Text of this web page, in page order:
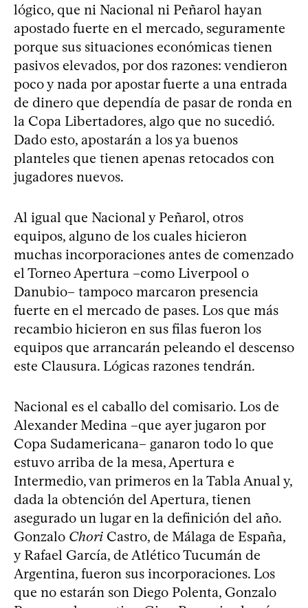
lógico, que ni Nacional ni Peñarol hayan
apostado fuerte en el mercado, seguramente
porque sus situaciones económicas tienen
pasivos elevados, por dos razones: vendieron
poco y nada por apostar fuerte a una entrada
de dinero que dependía de pasar de ronda en
la Copa Libertadores, algo que no sucedió.
Dado esto, apostarán a los ya buenos
planteles que tienen apenas retocados con
jugadores nuevos.
Al igual que Nacional y Peñarol, otros
equipos, alguno de los cuales hicieron
muchas incorporaciones antes de comenzado
el Torneo Apertura –como Liverpool o
Danubio– tampoco marcaron presencia
fuerte en el mercado de pases. Los que más
recambio hicieron en sus filas fueron los
equipos que arrancarán peleando el descenso
este Clausura. Lógicas razones tendrán.
Nacional es el caballo del comisario. Los de
Alexander Medina –que ayer jugaron por
Copa Sudamericana– ganaron todo lo que
estuvo arriba de la mesa, Apertura e
Intermedio, van primeros en la Tabla Anual y,
dada la obtención del Apertura, tienen
asegurado un lugar en la definición del año.
Gonzalo Chori Castro, de Málaga de España,
y Rafael García, de Atlético Tucumán de
Argentina, fueron sus incorporaciones. Los
que no estarán son Diego Polenta, Gonzalo